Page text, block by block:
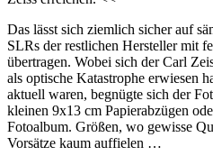
Das lässt sich ziemlich sicher auf
SLRs der restlichen Hersteller mit
übertragen. Wobei sich der Carl
als optische Katastrophe erwiesen
aktuell waren, begnügte sich der
kleinen 9x13 cm Papierabzügen
Fotoalbum. Größen, wo gewisse
Vorsätze kaum auffielen …